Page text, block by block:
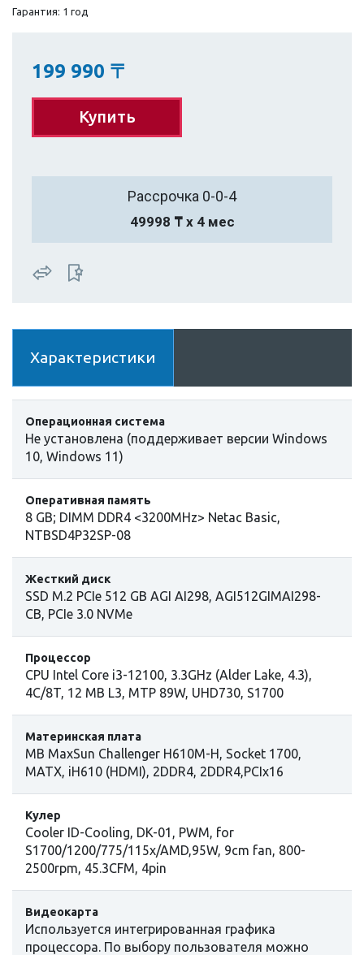
Гарантия: 1 год
199 990 〒
Купить
Рассрочка 0-0-4
49998 ₸ х 4 мес
Характеристики
Операционная система
Не установлена (поддерживает версии Windows
10, Windows 11)
Оперативная память
8 GB; DIMM DDR4 <3200MHz> Netac Basic,
NTBSD4P32SP-08
Жесткий диск
SSD M.2 PCIe 512 GB AGI AI298, AGI512GIMAI298-
CB, PCIe 3.0 NVMe
Процессор
СPU Intel Сore i3-12100, 3.3GHz (Alder Lake, 4.3),
4C/8T, 12 MB L3, MTP 89W, UHD730, S1700
Материнская плата
MB MaxSun Challenger H610M-H, Socket 1700,
MATX, iH610 (HDMI), 2DDR4, 2DDR4,PCIx16
Кулер
Cooler ID-Cooling, DK-01, PWM, for
S1700/1200/775/115x/AMD,95W, 9cm fan, 800-
2500rpm, 45.3CFM, 4pin
Видеокарта
Используется интегрированная графика
процессора. По выбору пользователя можно